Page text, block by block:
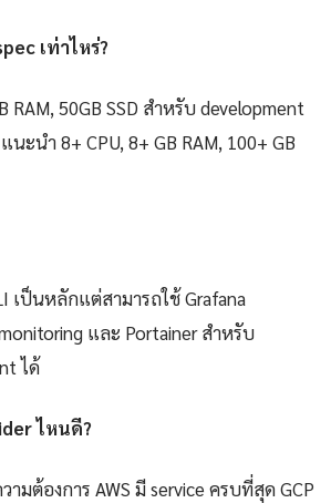
เท่าไหร่?
RAM, 50GB SSD สำหรับ development
ะนำ 8+ CPU, 8+ GB RAM, 100+ GB
เป็นหลักแต่สามารถใช้ Grafana
และ Portainer สำหรับ
ได้
ไหนดี?
มต้องการ AWS มี service ครบที่สุด GCP